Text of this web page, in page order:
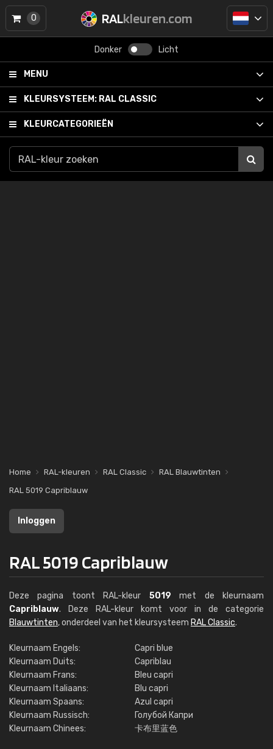
RALkleuren.com
Donker Licht
MENU
KLEURSYSTEEM: RAL CLASSIC
KLEURCATEGORIEËN
0
Home RAL-kleuren RAL Classic
RAL Blauwtinten
RAL 5019 Capriblauw
Inloggen
RAL 5019 Capriblauw
Deze pagina toont RAL-kleur 5019 met de kleurnaam
Capriblauw. Deze RAL-kleur komt voor in de categorie
Blauwtinten, onderdeel van het kleursysteem RAL Classic.
Kleurnaam Engels:
Capri blue
Kleurnaam Duits:
Capriblau
Kleurnaam Frans:
Bleu capri
Kleurnaam Italiaans:
Blu capri
Kleurnaam Spaans:
Azul capri
Kleurnaam Russisch:
Голубой Капри
Kleurnaam Chinees:
卡布里蓝色